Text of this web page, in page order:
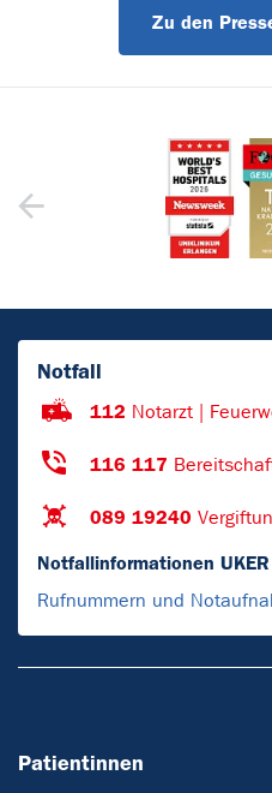
Zu den
Notfall
112 Notarzt |
116 117
089 19240
Notfallinformationen UKER
Rufnummern und
Patientinnen